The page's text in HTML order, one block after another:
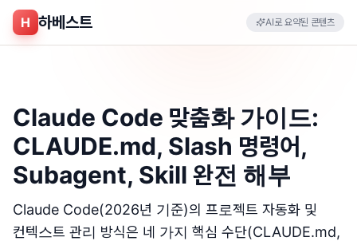
H 하베스트 AI로 요약된 콘텐츠
Claude Code 맞춤화 가이드:
CLAUDE.md, Slash 명령어,
Subagent, Skill 완전 해부
Claude Code(2026년 기준)의 프로젝트 자동화 및
컨텍스트 관리 방식은 네 가지 핵심 수단(CLAUDE.md,